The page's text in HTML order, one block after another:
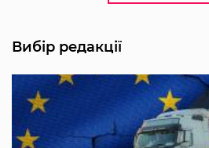
Вибір редакції